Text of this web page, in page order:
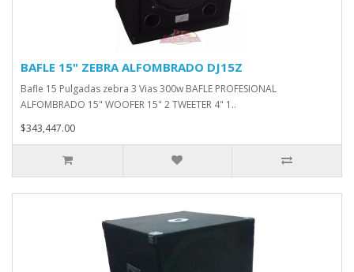
BAFLE 15" ZEBRA ALFOMBRADO DJ15Z
Bafle 15 Pulgadas zebra 3 Vias 300w BAFLE PROFESIONAL
ALFOMBRADO 15" WOOFER 15" 2 TWEETER 4" 1..
$343,447.00